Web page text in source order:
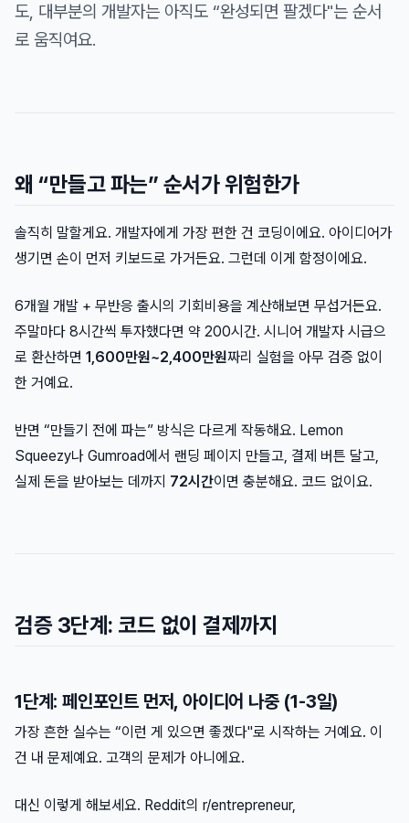
도, 대부분의 개발자는 아직도 “완성되면 팔겠다"는 순서
로 움직여요.
왜 “만들고 파는” 순서가 위험한가
솔직히 말할게요. 개발자에게 가장 편한 건 코딩이에요. 아이디어가
생기면 손이 먼저 키보드로 가거든요. 그런데 이게 함정이에요.
6개월 개발 + 무반응 출시의 기회비용을 계산해보면 무섭거든요.
주말마다 8시간씩 투자했다면 약 200시간. 시니어 개발자 시급으
로 환산하면 1,600만원~2,400만원짜리 실험을 아무 검증 없이
한 거예요.
반면 “만들기 전에 파는” 방식은 다르게 작동해요. Lemon
Squeezy나 Gumroad에서 랜딩 페이지 만들고, 결제 버튼 달고,
실제 돈을 받아보는 데까지 72시간이면 충분해요. 코드 없이요.
검증 3단계: 코드 없이 결제까지
1단계: 페인포인트 먼저, 아이디어 나중 (1-3일)
가장 흔한 실수는 “이런 게 있으면 좋겠다"로 시작하는 거예요. 이
건 내 문제예요. 고객의 문제가 아니에요.
대신 이렇게 해보세요. Reddit의 r/entrepreneur,